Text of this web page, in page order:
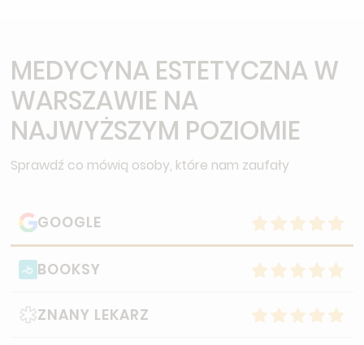
MEDYCYNA ESTETYCZNA W
WARSZAWIE NA
NAJWYŻSZYM POZIOMIE
Sprawdź co mówią osoby, które nam zaufały
GOOGLE
BOOKSY
ZNANY LEKARZ